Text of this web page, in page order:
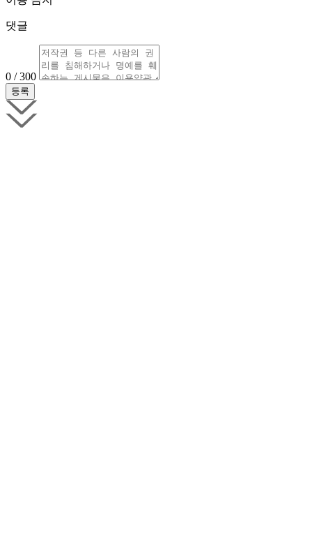
댓글
0 / 300